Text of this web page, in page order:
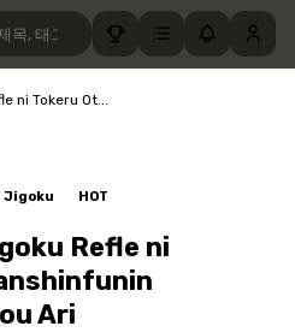
ni Tokeru Ot...
Jigoku HOT
Refle ni
Ari